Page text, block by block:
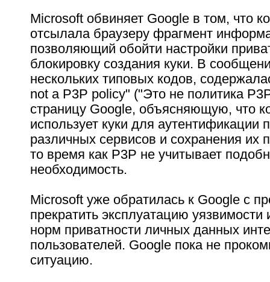
Microsoft обвиняет Google в том, что
отсылала браузеру фрагмент
позволяющий обойти настройки
блокировку создания куки. В
нескольких типовых кодов,
not a P3P policy" ("Это не политика
страницу Google, объясняющую, что
использует куки для аутентификации
различных сервисов и сохранения их
то время как P3P не учитывает
необходимость.
Microsoft уже обратилась к Google с
прекратить эксплуатацию
норм приватности личных данных
пользователей. Google пока не
ситуацию.